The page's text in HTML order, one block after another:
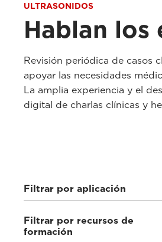
ULTRASONIDOS
Hablan los
Revisión periódica de casos
apoyar las necesidades
La amplia experiencia y el
digital de charlas clínicas y
Filtrar por aplicación
Estudios de imagen en general
(8)
Filtrar por recursos de
formación